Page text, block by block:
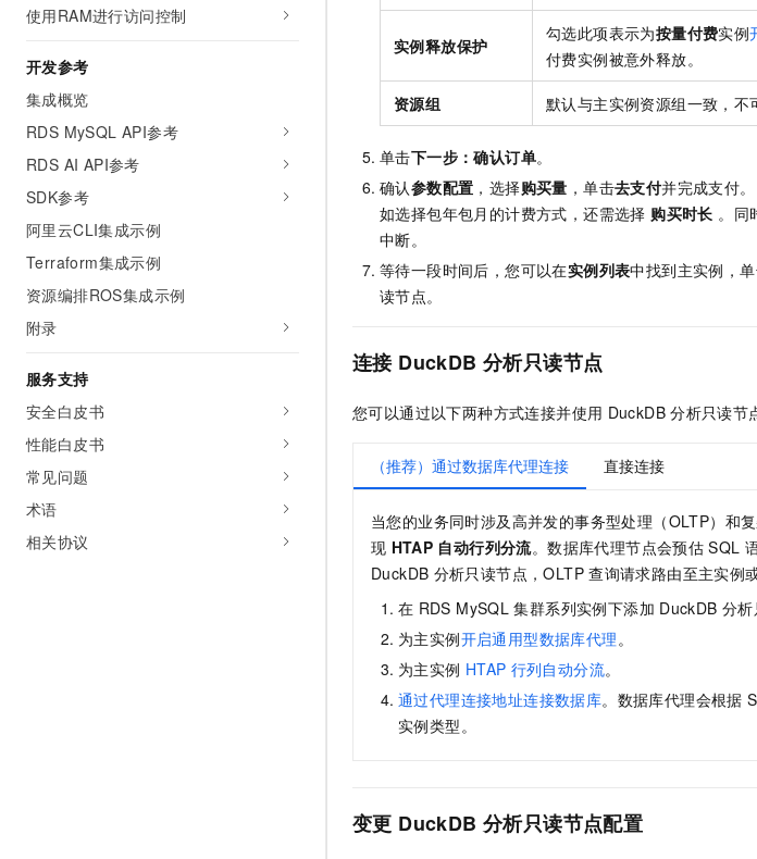
使用RAM进行访问控制
开发参考
集成概览
RDS MySQL API参考
RDS AI API参考
SDK参考
阿里云CLI集成示例
Terraform集成示例
资源编排ROS集成示例
附录
服务支持
安全白皮书
性能白皮书
常见问题
术语
相关协议
实例释放保护
勾选此项表示为按量付费实例
付费实例被意外释放。
资源组 默认与主实例资源组一致，不
单击下一步：确认订单。
确认参数配置 ，选择购买量 ，单击去支付并完成支付。
如选择包年包月的计费方式，还需选择 购买时长 。同
中断。
等待一段时间后，您可以在实例列表中找到主实例，
读节点。
连接 DuckDB 分析只读节点
您可以通过以下两种方式连接并使用 DuckDB 分析只读节
（推荐）通过数据库代理连接 直接连接
当您的业务同时涉及高并发的事务型处理（OLTP）和
现 HTAP 自动行列分流。数据库代理节点会预估 SQL
DuckDB 分析只读节点，OLTP 查询请求路由至主实例
在 RDS MySQL 集群系列实例下添加 DuckDB 分析
为主实例开启通用型数据库代理 。
为主实例 HTAP 行列自动分流。
通过代理连接地址连接数据库。数据库代理会根据
实例类型。
变更 DuckDB 分析只读节点配置